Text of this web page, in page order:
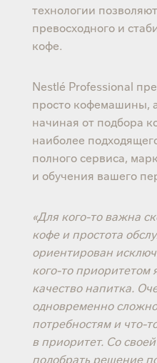
технологии
превосходного и
кофе.
Nestlé Professional
просто кофемашины,
начиная от подбора
наиболее
полного сервиса,
и обучения вашего
«Для кого-то важна
кофе и простота
ориентирован
кого-то приоритетом
качество напитка.
одновременно
потребностям и что-
в приоритет. Со
подобрать решение